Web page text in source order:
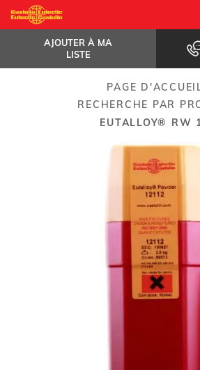
Aller
au
principal
AJOUTER À MA
LISTE
Eutalloy® RW 12112
Breadcrumb
PAGE
RECHERCHE PAR
EUTALLOY® RW